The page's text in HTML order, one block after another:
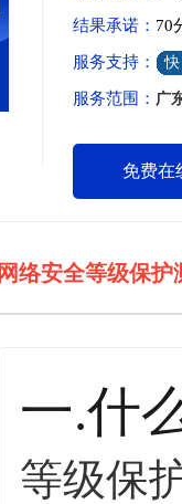
结果承诺： 70
服务支持： 快
服务范围： 广
免费在
网络安全等级保护
一.什
等级保